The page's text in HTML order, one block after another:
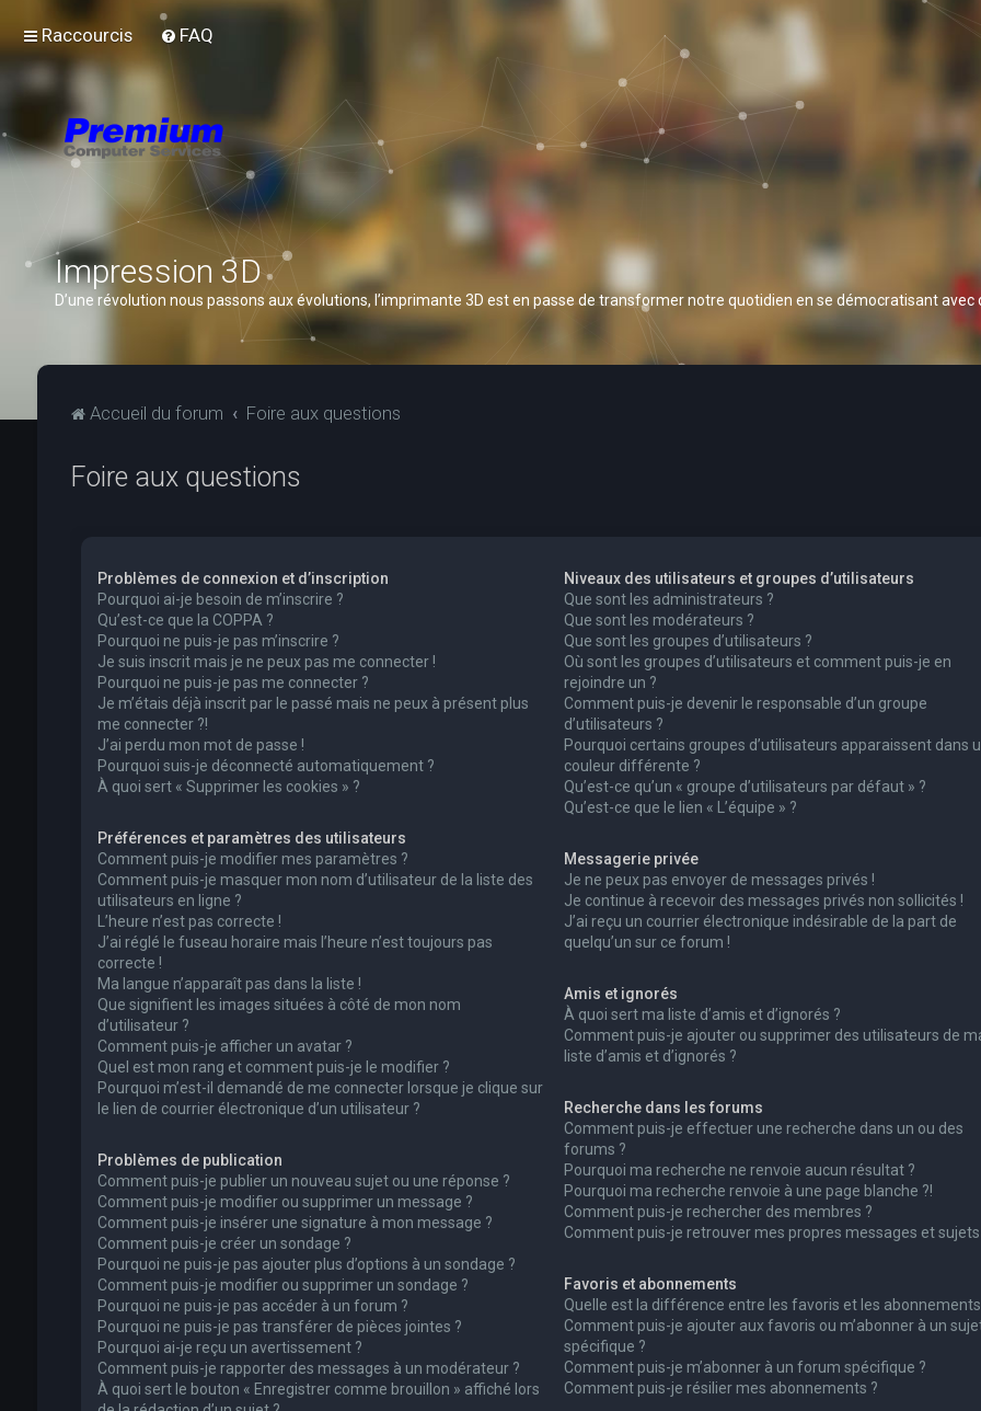
Raccourcis FAQ
Impression 3D
D’une révolution nous passons aux évolutions, l’imprimante 3D est en passe de transformer notre quotidien en se démocratisant
Accueil du forum Foire aux questions
Foire aux questions
Problèmes de connexion et d’inscription
Pourquoi ai-je besoin de m’inscrire ?
Qu’est-ce que la COPPA ?
Pourquoi ne puis-je pas m’inscrire ?
Je suis inscrit mais je ne peux pas me connecter !
Pourquoi ne puis-je pas me connecter ?
Je m’étais déjà inscrit par le passé mais ne peux à présent plus
me connecter ?!
J’ai perdu mon mot de passe !
Pourquoi suis-je déconnecté automatiquement ?
À quoi sert « Supprimer les cookies » ?
Préférences et paramètres des utilisateurs
Comment puis-je modifier mes paramètres ?
Comment puis-je masquer mon nom d’utilisateur de la liste des
utilisateurs en ligne ?
L’heure n’est pas correcte !
J’ai réglé le fuseau horaire mais l’heure n’est toujours pas
correcte !
Ma langue n’apparaît pas dans la liste !
Que signifient les images situées à côté de mon nom
d’utilisateur ?
Comment puis-je afficher un avatar ?
Quel est mon rang et comment puis-je le modifier ?
Pourquoi m’est-il demandé de me connecter lorsque je clique sur
le lien de courrier électronique d’un utilisateur ?
Problèmes de publication
Comment puis-je publier un nouveau sujet ou une réponse ?
Comment puis-je modifier ou supprimer un message ?
Comment puis-je insérer une signature à mon message ?
Comment puis-je créer un sondage ?
Pourquoi ne puis-je pas ajouter plus d’options à un sondage ?
Comment puis-je modifier ou supprimer un sondage ?
Pourquoi ne puis-je pas accéder à un forum ?
Pourquoi ne puis-je pas transférer de pièces jointes ?
Pourquoi ai-je reçu un avertissement ?
Comment puis-je rapporter des messages à un modérateur ?
À quoi sert le bouton « Enregistrer comme brouillon » affiché lors
Niveaux des utilisateurs et groupes d’utilisateurs
Que sont les administrateurs ?
Que sont les modérateurs ?
Que sont les groupes d’utilisateurs ?
Où sont les groupes d’utilisateurs et comment puis-je en
rejoindre un ?
Comment puis-je devenir le responsable d’un groupe
d’utilisateurs ?
Pourquoi certains groupes d’utilisateurs apparaissent dans
couleur différente ?
Qu’est-ce qu’un « groupe d’utilisateurs par défaut » ?
Qu’est-ce que le lien « L’équipe » ?
Messagerie privée
Je ne peux pas envoyer de messages privés !
Je continue à recevoir des messages privés non sollicités !
J’ai reçu un courrier électronique indésirable de la part de
quelqu’un sur ce forum !
Amis et ignorés
À quoi sert ma liste d’amis et d’ignorés ?
Comment puis-je ajouter ou supprimer des utilisateurs de
liste d’amis et d’ignorés ?
Recherche dans les forums
Comment puis-je effectuer une recherche dans un ou des
forums ?
Pourquoi ma recherche ne renvoie aucun résultat ?
Pourquoi ma recherche renvoie à une page blanche ?!
Comment puis-je rechercher des membres ?
Comment puis-je retrouver mes propres messages et sujets
Favoris et abonnements
Quelle est la différence entre les favoris et les abonnements
Comment puis-je ajouter aux favoris ou m’abonner à un
spécifique ?
Comment puis-je m’abonner à un forum spécifique ?
Comment puis-je résilier mes abonnements ?